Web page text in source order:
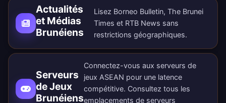
Actualités
et Médias
Brunéiens
Lisez Borneo Bulletin, The Brunei
Times et RTB News sans
restrictions géographiques.
Serveurs
de Jeux
Brunéiens
Connectez-vous aux serveurs de
jeux ASEAN pour une latence
compétitive. Consultez tous les
emplacements de serveurs